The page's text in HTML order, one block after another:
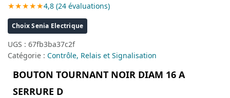
★★★★★4,8 (24 évaluations)
Choix Senia Electrique
UGS : 67fb3ba37c2f
Catégorie : Contrôle, Relais et Signalisation
BOUTON TOURNANT NOIR DIAM 16 A
SERRURE D